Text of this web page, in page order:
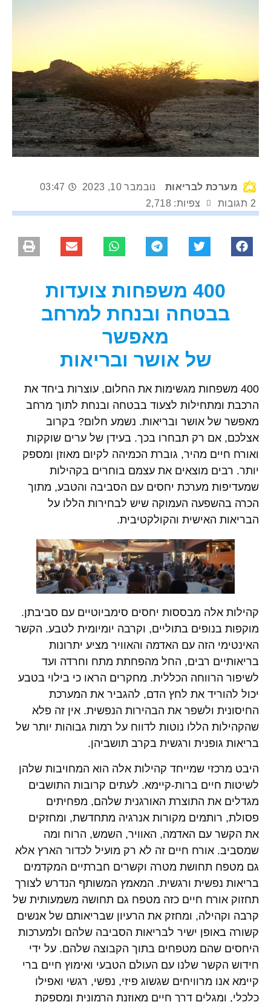
מערכת לבריאות נובמבר 10, 2023
03:47
2 תגובות
צפיות: 2,718
400 משפחות צועדות
בבטחה ובנחת למרחב
מאפשר
של אושר ובריאות
400 משפחות מגשימות את החלום, עוצרות ביחד את
הרכבת ומתחילות לצעוד בבטחה ובנחת לתוך מרחב
מאפשר של אושר ובריאות. נשמע חלום? בקרוב
אצלכם, אם רק תבחרו בכך. בעידן של ערים שוקקות
ואורח חיים מהיר, גוברת הכמיהה לקיום מאוזן ומספק
יותר. רבים מוצאים את עצמם בוחרים בקהילות
שמעדיפות מערכת יחסים עם הסביבה והטבע, מתוך
הכרה בהשפעה העמוקה שיש לבחירות הללו על
הבריאות האישית והקולקטיבית.
קהילות אלה מבססות יחסים סימביוטיים עם סביבתן.
מוקפות בנופים בתוליים, וקרבה יומיומית לטבע. הקשר
האינטימי הזה עם האדמה והאוויר מציע יתרונות
בריאותיים רבים, החל מהפחתת מתח וחרדה ועד
לשיפור הרווחה הכללית. מחקרים הראו כי בילוי בטבע
יכול להוריד את לחץ הדם, להגביר את המערכת
החיסונית ולשפר את הבהירות הנפשית. אין זה פלא
שהקהילות הללו נוטות לדווח על רמות גבוהות יותר של
בריאות גופנית ורגשית בקרב תושביהן.
היבט מרכזי שמייחד קהילות אלה הוא המחויבות שלהן
לשיטות חיים ברות-קיימא. לעתים קרובות התושבים
מגדלים את התוצרת האורגנית שלהם, מפחיתים
פסולת, רותמים מקורות אנרגיה מתחדשת, ומחזקים
את הקשר עם האדמה, האוויר, השמש, הרוח ומה
שמסביב. אורח חיים זה לא רק מועיל לכדור הארץ אלא
גם מטפח תחושת מטרה וקשרים חברתיים המקדמים
בריאות נפשית ורגשית. המאמץ המשותף הנדרש לצורך
תחזוק אורח חיים כזה מטפח גם תחושה משמעותית של
קרבה וקהילה, ומחזק את הרעיון שבריאותם של אנשים
קשורה באופן ישיר לבריאות הסביבה שלהם ולמערכות
היחסים שהם מטפחים בתוך הקבוצה שלהם. על ידי
חידוש הקשר שלנו עם העולם הטבעי ואימוץ חיים ברי
קיימא אנו מרוויחים שגשוג פיזי, נפשי, רגשי ואפילו
כלכלי, ומגלים דרך חיים מאוזנת הרמונית ומספקת